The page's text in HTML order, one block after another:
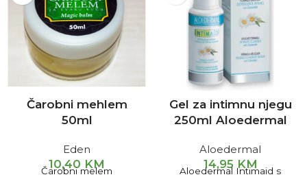
Čarobni mehlem
50ml
Eden
10,40 KM
Čarobni melem
Gel za intimnu njegu
250ml Aloedermal
Aloedermal
14,95 KM
Aloedermal Intimaid s